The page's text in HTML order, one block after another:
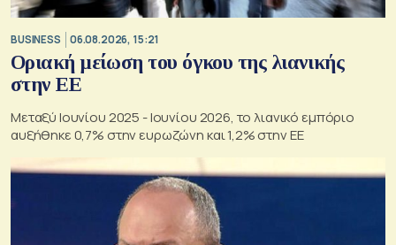
BUSINESS 06.08.2026, 15:21
Οριακή μείωση του όγκου της λιανικής
στην ΕΕ
Μεταξύ Ιουνίου 2025 - Ιουνίου 2026, το λιανικό εμπόριο
αυξήθηκε 0,7% στην ευρωζώνη και 1,2% στην ΕΕ